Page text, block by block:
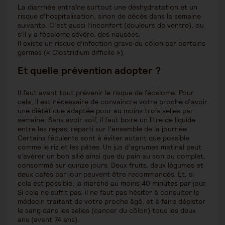
La diarrhée entraîne surtout une déshydratation et un
risque d’hospitalisation, sinon de décès dans la semaine
suivante. C’est aussi l’inconfort (douleurs de ventre), ou
s’il y a fécalome sévère, des nausées.
Il existe un risque d’infection grave du côlon par certains
germes (« Clostridium difficile »).
Et quelle prévention adopter ?
Il faut avant tout prévenir le risque de fécalome. Pour
cela, il est nécessaire de convaincre votre proche d’avoir
une diététique adaptée pour au moins trois selles par
semaine. Sans avoir soif, il faut boire un litre de liquide
entre les repas, réparti sur l’ensemble de la journée.
Certains féculents sont à éviter autant que possible
comme le riz et les pâtes. Un jus d’agrumes matinal peut
s’avérer un bon allié ainsi que du pain au son ou complet,
consommé sur quinze jours. Deux fruits, deux légumes et
deux cafés par jour peuvent être recommandés. Et, si
cela est possible, la marche au moins 40 minutes par jour.
Si cela ne suffit pas, il ne faut pas hésiter à consulter le
médecin traitant de votre proche âgé, et à faire dépister
le sang dans les selles (cancer du côlon) tous les deux
ans (avant 74 ans).